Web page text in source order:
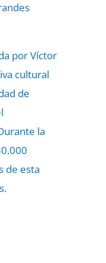
por Víctor
cultural
de
la
de esta